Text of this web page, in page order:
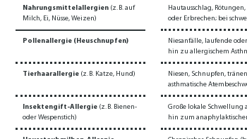
Nahrungsmittelallergien (z. B. auf
Milch, Ei, Nüsse, Weizen)
Hautausschlag,
oder Erbrechen; bei
Pollenallergie (Heuschnupfen)
Niesanfälle, laufende
hin zu allergischem
Tierhaarallergie (z. B. Katze, Hund)
Niesen, Schnupfen,
asthmatische
Insektengift-Allergie (z. B. Bienen-
oder Wespenstich)
Große lokale Schwellung
hin zum